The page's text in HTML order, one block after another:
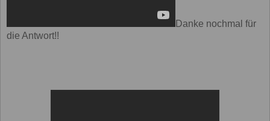
Danke nochmal für
die Antwort!!